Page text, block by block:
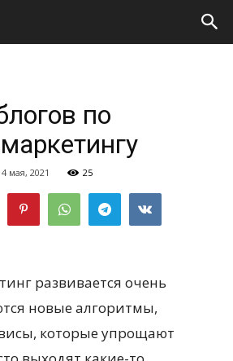
по
4 мая, 2021 25
развивается очень
новые алгоритмы,
которые упрощают